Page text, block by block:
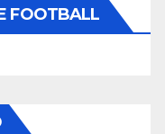
FOOTBALL